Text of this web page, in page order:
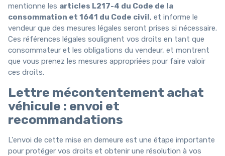
mentionne les articles L217-4 du Code de la
consommation et 1641 du Code civil, et informe le
vendeur que des mesures légales seront prises si nécessaire.
Ces références légales soulignent vos droits en tant que
consommateur et les obligations du vendeur, et montrent
que vous prenez les mesures appropriées pour faire valoir
ces droits.
Lettre mécontentement achat
véhicule : envoi et
recommandations
L'envoi de cette mise en demeure est une étape importante
pour protéger vos droits et obtenir une résolution à vos